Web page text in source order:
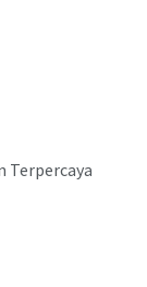
Terpercaya